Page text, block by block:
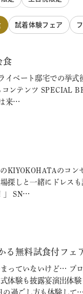
試着体験フェア
食
ベート邸宅での挙
ンテンツ SPECIAL
来…
KIYOKOHATAのコ
探しと一緒にドレス
」 SN…
る無料試食付フェ
っていないけど… プ
体験も披露宴演出体
の過ごし方も体験して…